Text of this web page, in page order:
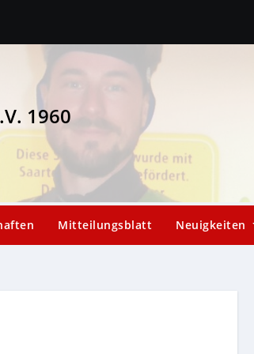
1960
Mitteilungsblatt Neuigkeiten